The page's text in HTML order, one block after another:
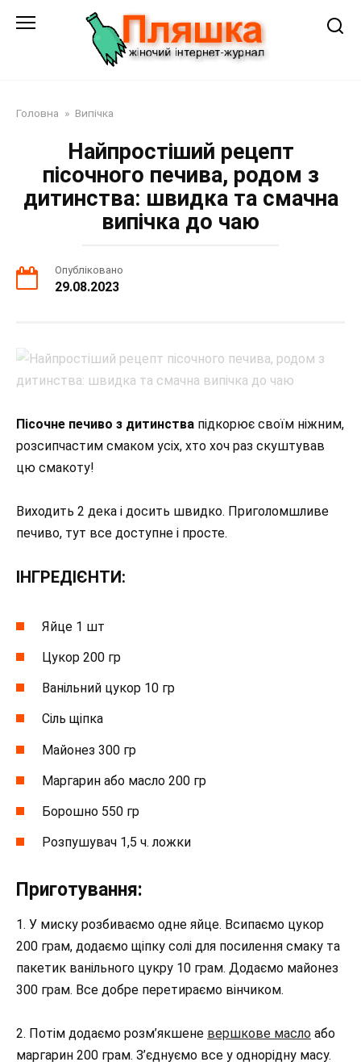
Головна » Випічка
Найпростіший рецепт
пісочного печива, родом з
дитинства: швидка та смачна
випічка до чаю
Опубліковано
29.08.2023
Пісочне печиво з дитинства підкорює своїм ніжним,
розсипчастим смаком усіх, хто хоч раз скуштував
цю смакоту!
Виходить 2 дека і досить швидко. Приголомшливе
печиво, тут все доступне і просте.
ІНГРЕДІЄНТИ:
Яйце 1 шт
Цукор 200 гр
Ванільний цукор 10 гр
Сіль щіпка
Майонез 300 гр
Маргарин або масло 200 гр
Борошно 550 гр
Розпушувач 1,5 ч. ложки
Приготування:
1. У миску розбиваємо одне яйце. Всипаємо цукор
200 грам, додаємо щіпку солі для посилення смаку та
пакетик ванільного цукру 10 грам. Додаємо майонез
300 грам. Все добре перетираємо вінчиком.
2. Потім додаємо розм’якшене вершкове масло або
маргарин 200 грам. З’єднуємо все у однорідну масу.